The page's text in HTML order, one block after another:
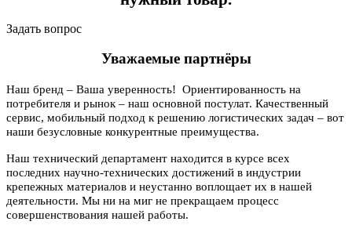
Задать вопрос
Уважаемые партнёры
Наш бренд – Ваша уверенность! Ориентированность на
потребителя и рынок – наш основной постулат. Качественный
сервис, мобильный подход к решению логистических задач – вот
наши безусловные конкурентные преимущества.
Наш технический департамент находится в курсе всех
последних научно-технических достижений в индустрии
крепежных материалов и неустанно воплощает их в нашей
деятельности. Мы ни на миг не прекращаем процесс
совершенствования нашей работы.